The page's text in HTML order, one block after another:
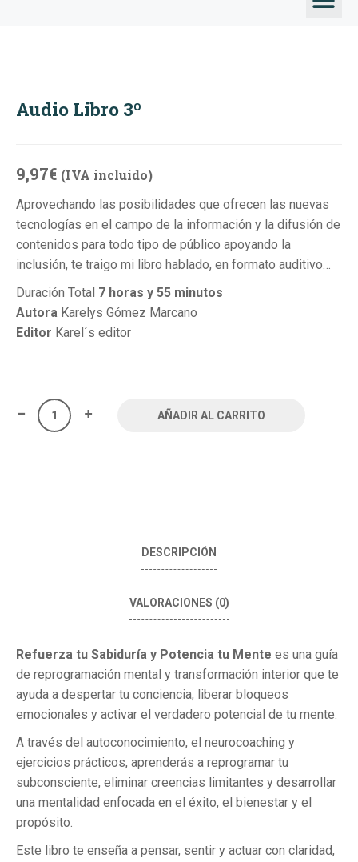
Audio Libro 3º
9,97€ (IVA incluido)
Aprovechando las posibilidades que ofrecen las nuevas
tecnologías en el campo de la información y la difusión de
contenidos para todo tipo de público apoyando la
inclusión, te traigo mi libro hablado, en formato auditivo…
Duración Total 7 horas y 55 minutos
Autora Karelys Gómez Marcano
Editor Karel´s editor
AÑADIR AL CARRITO
DESCRIPCIÓN
VALORACIONES (0)
Refuerza tu Sabiduría y Potencia tu Mente es una guía
de reprogramación mental y transformación interior que te
ayuda a despertar tu conciencia, liberar bloqueos
emocionales y activar el verdadero potencial de tu mente.
A través del autoconocimiento, el neurocoaching y
ejercicios prácticos, aprenderás a reprogramar tu
subconsciente, eliminar creencias limitantes y desarrollar
una mentalidad enfocada en el éxito, el bienestar y el
propósito.
Este libro te enseña a pensar, sentir y actuar con claridad,